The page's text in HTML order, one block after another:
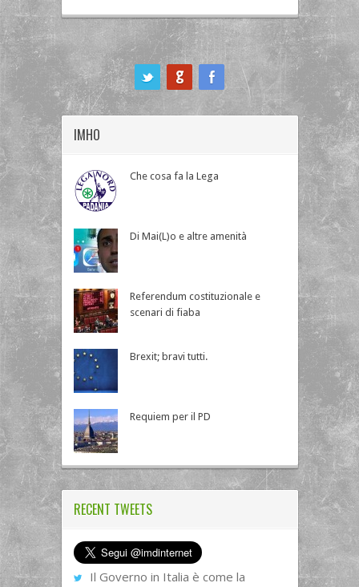
IMHO
Che cosa fa la Lega
Di Mai(L)o e altre amenità
Referendum costituzionale e
scenari di fiaba
Brexit; bravi tutti.
Requiem per il PD
RECENT TWEETS
Il Governo in Italia è come la